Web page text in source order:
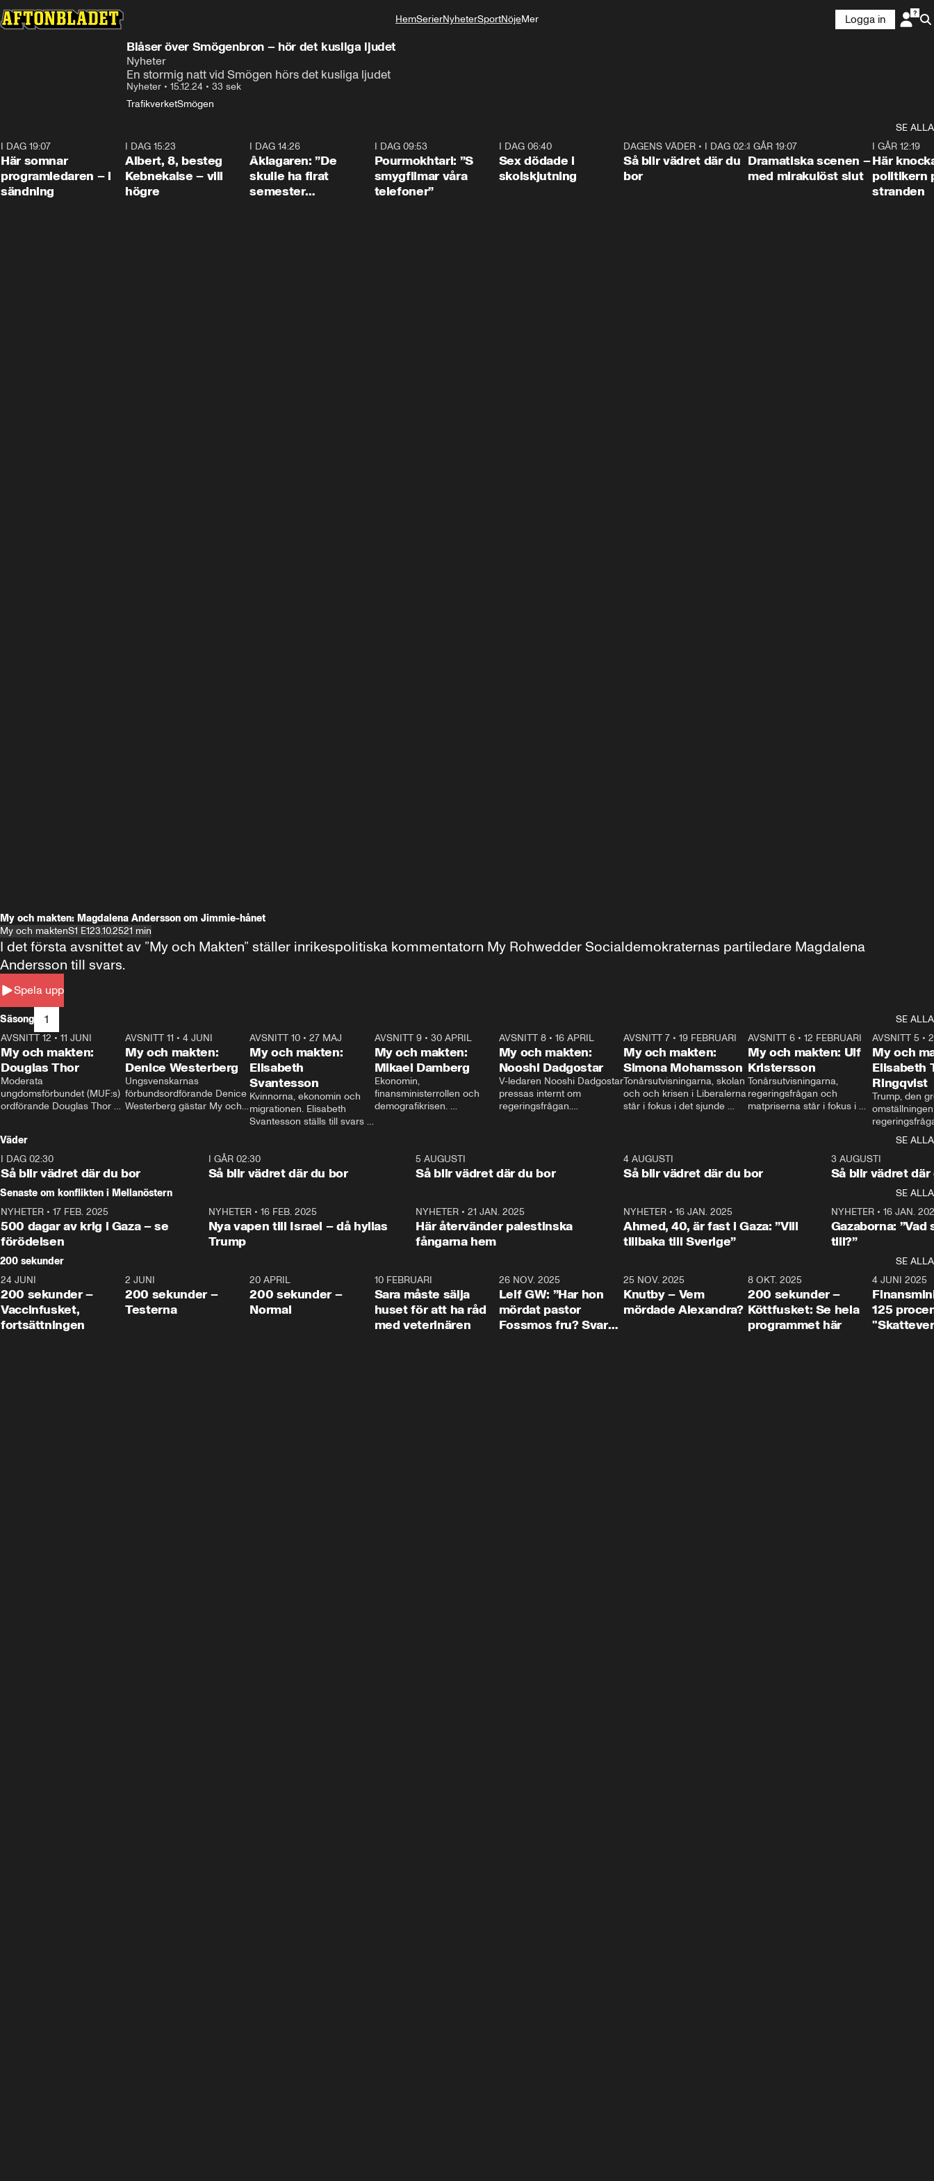
HemSerierNyheterSportNöjeMer
Logga in
Blåser över Smögenbron – hör det kusliga ljudet
Nyheter
En stormig natt vid Smögen hörs det kusliga ljudet
Nyheter • 15.12.24 • 33 sek
TrafikverketSmögen
SE ALLA
I DAG 19:07
Här somnar
programledaren – i
sändning
I DAG 15:23
Albert, 8, besteg
Kebnekaise – vill
högre
I DAG 14:26
Åklagaren: ”De
skulle ha firat
semester
I DAG 09:53
Pourmokhtari: ”S
smygfilmar våra
telefoner”
I DAG 06:40
Sex dödade i
skolskjutning
1:06
DAGENS VÄDER• I DAG 02:30
Så blir vädret där du
bor
I GÅR 19:07
Dramatiska scenen –
med mirakulöst slut
I GÅR 12:19
Här
politikern
stranden
My och makten: Magdalena Andersson om Jimmie-hånet
My och maktenS1 E123.10.2521 min
Spela upp
I det första avsnittet av ”My och Makten” ställer inrikespolitiska kommentatorn My Rohwedder Socialdemokraternas partiledare Magdalena
Andersson till svars.
Säsong 1
SE ALLA
26:27
AVSNITT 12 • 11 JUNI
My och makten:
Douglas Thor
Moderata
ungdomsförbundet (MUF:s)
ordförande Douglas Thor
tonårsutvisningarna och hur
Moderaterna ska locka
väljare till valet i höst.
23:40
AVSNITT 11 •4 JUNI
My och makten:
Denice Westerberg
Ungsvenskarnas
förbundsordförande Denice
Westerberg gästar My och
AVSNITT 10 •27 MAJ
My och makten:
Elisabeth
Svantesson
Kvinnorna, ekonomin och
migrationen. Elisabeth
Svantesson ställs till svars
AVSNITT 9• 30 APRIL
My och makten:
Mikael Damberg
Ekonomin,
finansministerrollen och
demografikrisen.
och Makten.
AVSNITT 8• 16 APRIL
My och makten:
Nooshi Dadgostar
V-ledaren Nooshi Dadgostar
pressas internt om
regeringsfrågan.
– Vi ställer upp i val. Ska vi
vara med så sitter vi förstås
24:30
AVSNITT 7• 19 FEBRUARI
My och makten:
Simona Mohamsson
Tonårsutvisningarna, skolan
och och krisen i Liberalerna
står i fokus i det sjunde
kommentator My
Rohwedder ställer
utbildnings- och
Mohamsson till svars.
27:30
AVSNITT 6 •12 FEBRUARI
My och makten: Ulf
Kristersson
Tonårsutvisningarna,
regeringsfrågan och
matpriserna står i fokus i
Rohwedder ställer
statsminister Ulf Kristersson
AVSNITT 5 •
My och
Elisabeth
Ringqvist
Trump, den
centrum i
avsnittet av
Makten”. Se
Aftonbladets
Rohwedder
Thand Ring
Väder
SE ALLA
I DAG 02:30
Så blir vädret där du bor
1:06
I GÅR 02:30
Så blir vädret där du bor
5 AUGUSTI
Så blir vädret där du bor
4 AUGUSTI
Så blir vädret där du bor
3 AUGUSTI
Så blir vädret där
Senaste om konflikten i Mellanöstern
SE ALLA
NYHETER • 17 FEB. 2025
500 dagar av krig i Gaza – se
förödelsen
NYHETER• 16 FEB. 2025
Nya vapen till Israel – då hyllas
Trump
NYHETER •21 JAN. 2025
Här återvänder palestinska
fångarna hem
NYHETER• 16 JAN. 2025
Ahmed, 40, är fast i Gaza: ”Vill
tillbaka till Sverige”
NYHETER• 16 JAN.
Gazaborna:
till?”
200 sekunder
SE ALLA
5:00
24 JUNI
200 sekunder –
Vaccinfusket,
fortsättningen
4:23
2 JUNI
200 sekunder –
Testerna
20 APRIL
200 sekunder –
Normal
10 FEBRUARI
Sara måste sälja
huset för att ha råd
med veterinären
26 NOV. 2025
Leif GW: ”Har hon
mördat pastor
Fossmos fru? Svar
31:05
25 NOV. 2025
Knutby – Vem
mördade Alexandra?
4:29
8 OKT. 2025
200 sekunder –
Köttfusket: Se hela
programmet här
4 JUNI 2025
125